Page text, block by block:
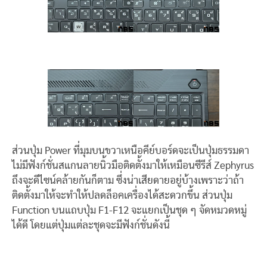
ส่วนปุ่ม Power ที่มุมบนขวาเหนือคีย์บอร์ดจะเป็นปุ่มธรรมดา
ไม่มีฟังก์ชั่นสแกนลายนิ้วมือติดตั้งมาให้เหมือนซีรีส์ Zephyrus
ถึงจะดีไซน์คล้ายกันก็ตาม ซึ่งน่าเสียดายอยู่บ้างเพราะว่าถ้า
ติดตั้งมาให้จะทำให้ปลดล็อคเครื่องได้สะดวกขึ้น ส่วนปุ่ม
Function บนแถบปุ่ม F1-F12 จะแยกเป็นชุด ๆ จัดหมวดหมู่
ได้ดี โดยแต่ปุ่มแต่ละชุดจะมีฟังก์ชั่นดังนี้